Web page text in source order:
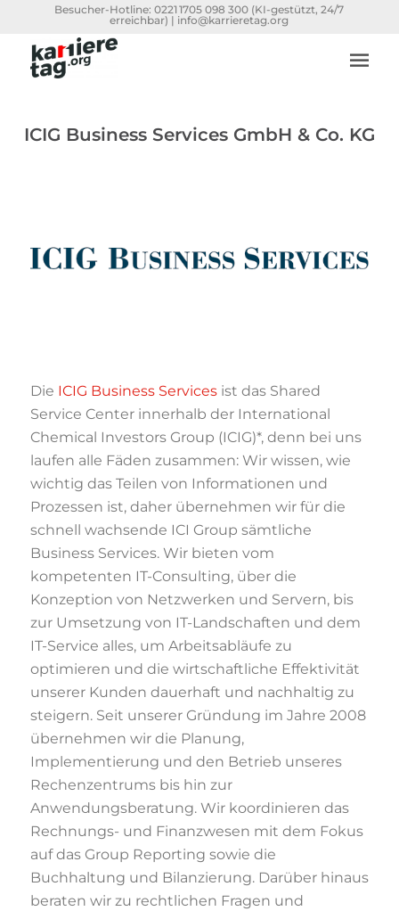
Besucher-Hotline:0221 1705 098 300 (KI-gestützt, 24/7
erreichbar) | info@karrieretag.org
ICIG Business Services GmbH & Co. KG
Die ICIG Business Servicesist das Shared
Service Center innerhalb der International
Chemical Investors Group (ICIG)*, denn bei uns
laufen alle Fäden zusammen: Wir wissen, wie
wichtig das Teilen von Informationen und
Prozessen ist, daher übernehmen wir für die
schnell wachsende ICI Group sämtliche
Business Services. Wir bieten vom
kompetenten IT-Consulting, über die
Konzeption von Netzwerken und Servern, bis
zur Umsetzung von IT-Landschaften und dem
IT-Service alles, um Arbeitsabläufe zu
optimieren und die wirtschaftliche Effektivität
unserer Kunden dauerhaft und nachhaltig zu
steigern. Seit unserer Gründung im Jahre 2008
übernehmen wir die Planung,
Implementierung und den Betrieb unseres
Rechenzentrums bis hin zur
Anwendungsberatung. Wir koordinieren das
Rechnungs- und Finanzwesen mit dem Fokus
auf das Group Reporting sowie die
Buchhaltung und Bilanzierung. Darüber hinaus
beraten wir zu rechtlichen Fragen und